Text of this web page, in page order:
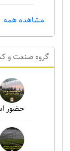
مشاهده همه
گروه صنعت و
حضور